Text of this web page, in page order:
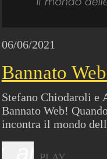
06/06/2021
Bannato
Stefano Chiodaroli e
Bannato Web!
incontra il mondo